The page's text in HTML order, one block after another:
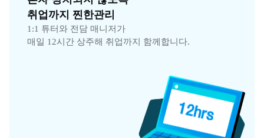
취업까지 찐한관리
1:1 튜터와 전담 매니저가
매일 12시간 상주해 취업까지 함께합니다.